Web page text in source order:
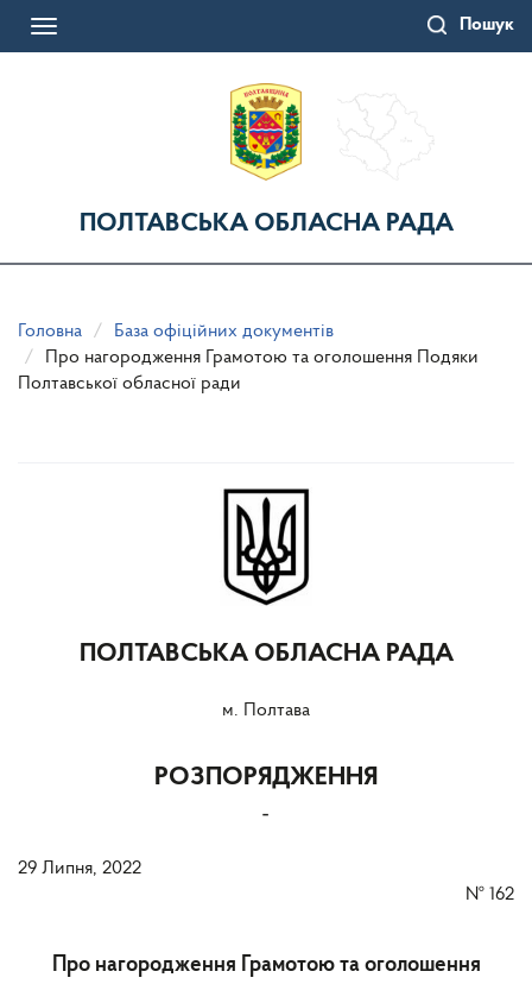
Пошук
Toggle
ПОЛТАВСЬКА ОБЛАСНА РАДА
Головна
База офіційних документів
Про нагородження Грамотою та оголошення Подяки
Полтавської обласної ради
ПОЛТАВСЬКА ОБЛАСНА РАДА
м. Полтава
РОЗПОРЯДЖЕННЯ
-
29 Липня, 2022
№ 162
Про нагородження Грамотою та оголошення